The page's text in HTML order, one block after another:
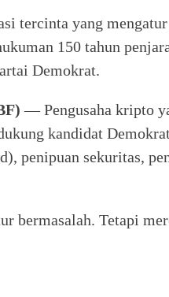
tercinta yang mengatur
150 tahun
Demokrat.
— Pengusaha kripto
kandidat
penipuan sekuritas,
bermasalah. Tetapi